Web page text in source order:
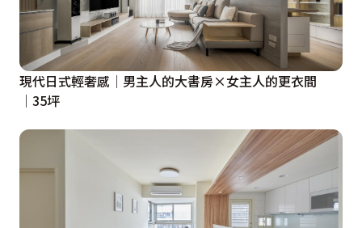
現代日式輕奢感│男主人的大書房×女主人的更衣間
│35坪